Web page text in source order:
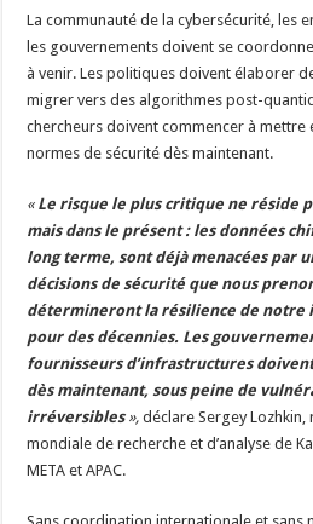
La communauté de la cybersécurité, les
les gouvernements doivent se
à venir. Les politiques doivent élaborer
migrer vers des algorithmes post-
chercheurs doivent commencer à mettre
normes de sécurité dès maintenant.
« Le risque le plus critique ne réside
mais dans le présent : les données
long terme, sont déjà menacées par
décisions de sécurité que nous
détermineront la résilience de
pour des décennies. Les
fournisseurs d’infrastructures
dès maintenant, sous peine de
irréversibles», déclare Sergey Lozhkin,
mondiale de recherche et d’analyse de
META et APAC.